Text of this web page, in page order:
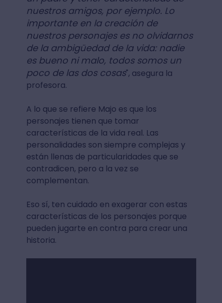
nuestros amigos, por ejemplo. Lo
importante en la creación de
nuestros personajes es no olvidarnos
de la ambigüedad de la vida: nadie
es bueno ni malo, todos somos un
poco de las dos cosas", asegura la
profesora.
A lo que se refiere Majo es que los
personajes tienen que tomar
características de la vida real. Las
personalidades son siempre complejas y
están llenas de particularidades que se
contradicen, pero a la vez se
complementan.
Eso sí, ten cuidado en exagerar con estas
características de los personajes porque
pueden jugarte en contra para crear una
historia.